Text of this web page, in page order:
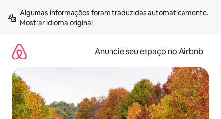
para
Mostrar idioma original
Anuncie seu espaço no Airbnb